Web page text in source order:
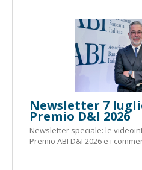
Newsletter 7
Premio D&I 2026
Newsletter speciale: le
Premio ABI D&I 2026 e i